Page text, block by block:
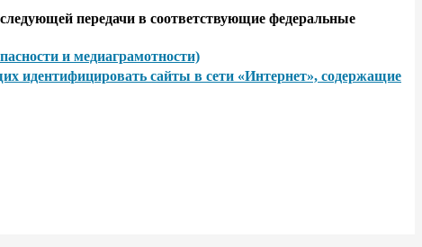
передачи в соответствующие федеральные
и медиаграмотности)
идентифицировать сайты в сети «Интернет», содержащие